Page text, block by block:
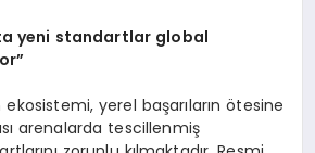
yeni standartlar global
ekosistemi, yerel başarıların ötesine
arenalarda tescillenmiş